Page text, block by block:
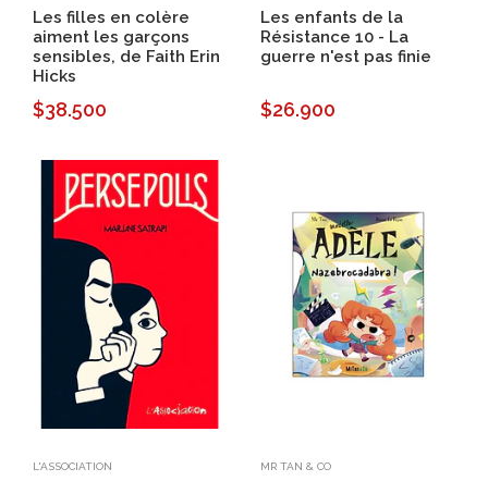
Les filles en colère
aiment les garçons
sensibles, de Faith Erin
Hicks
$38.500
Les enfants de la
Résistance 10 - La
guerre n'est pas finie
$26.900
L'ASSOCIATION MR TAN & CO